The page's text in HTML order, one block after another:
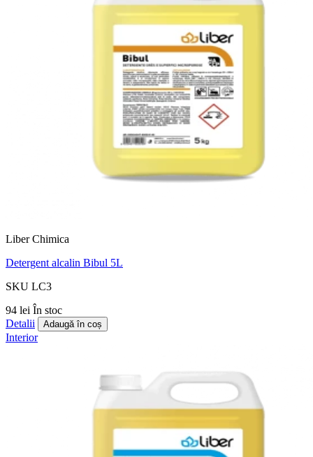
Liber Chimica
Detergent alcalin Bibul 5L
SKU LC3
94 lei În stoc
Detalii
Adaugă în coș
Interior